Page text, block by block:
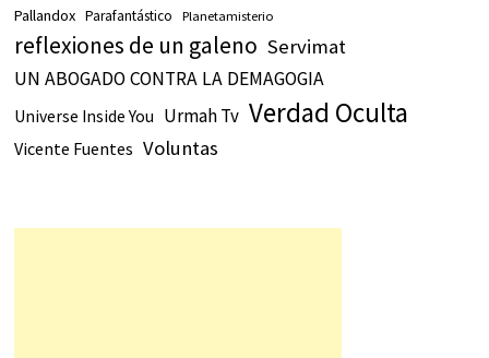
Pallandox Parafantástico Planetamisterio
reflexiones de un galeno Servimat
UN ABOGADO CONTRA LA DEMAGOGIA
Universe Inside You Urmah Tv Verdad Oculta
Vicente Fuentes Voluntas